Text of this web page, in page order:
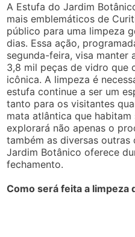
A Estufa do Jardim
mais emblemáticos de
público para uma limpeza
dias. Essa ação,
segunda-feira, visa manter
3,8 mil peças de vidro que
icônica. A limpeza é
estufa continue a ser um
tanto para os visitantes
mata atlântica que
explorará não apenas o
também as diversas
Jardim Botânico oferece
fechamento.
Como será feita a limpeza